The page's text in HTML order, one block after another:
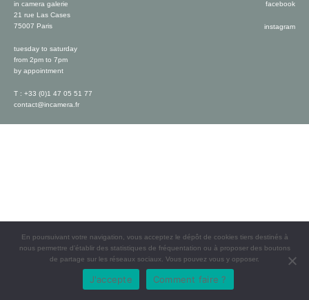
in camera galerie
21 rue Las Cases
75007 Paris
tuesday to saturday
from 2pm to 7pm
by appointment
T : +33 (0)1 47 05 51 77
contact@incamera.fr
facebook
instagram
En poursuivant votre navigation, vous acceptez le dépôt de cookies tiers destinés à
nous permettre d’établir des statistiques de fréquentation ou à proposer des boutons
de partage sur les réseaux sociaux. Vous pouvez vous y opposer.
J'accepte Comment faire ?